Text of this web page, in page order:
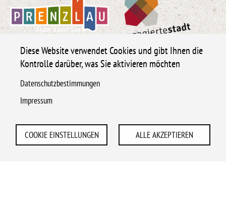
Diese Website verwendet Cookies und gibt Ihnen die
Kontrolle darüber, was Sie aktivieren möchten
Datenschutzbestimmungen
Impressum
COOKIE EINSTELLUNGEN ALLE AKZEPTIEREN
© Freiwilligen-Agentur Prenzlau 2021 -